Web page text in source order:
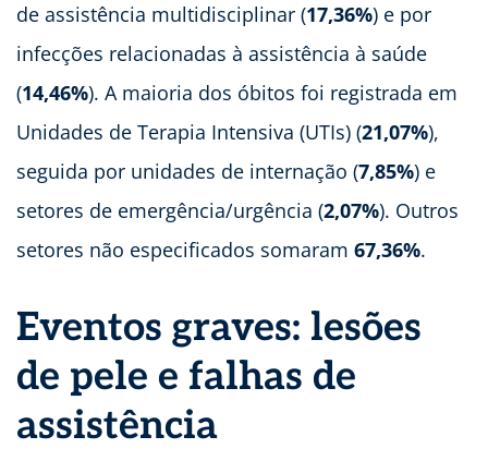
de assistência multidisciplinar (17,36%) e por
infecções relacionadas à assistência à saúde
(14,46%). A maioria dos óbitos foi registrada em
Unidades de Terapia Intensiva (UTIs) (21,07%),
seguida por unidades de internação (7,85%) e
setores de emergência/urgência (2,07%). Outros
setores não especificados somaram 67,36%.
Eventos graves: lesões
de pele e falhas de
assistência